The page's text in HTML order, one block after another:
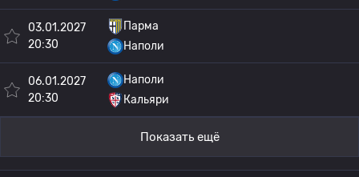
03.01.2027
20:30
Парма
Наполи
06.01.2027
20:30
Наполи
Кальяри
Показать ещё